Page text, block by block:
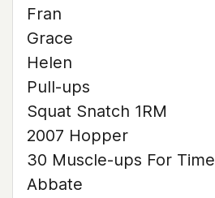
Fran
Grace
Helen
Pull-ups
Squat Snatch 1RM
2007 Hopper
30 Muscle-ups For Time
Abbate